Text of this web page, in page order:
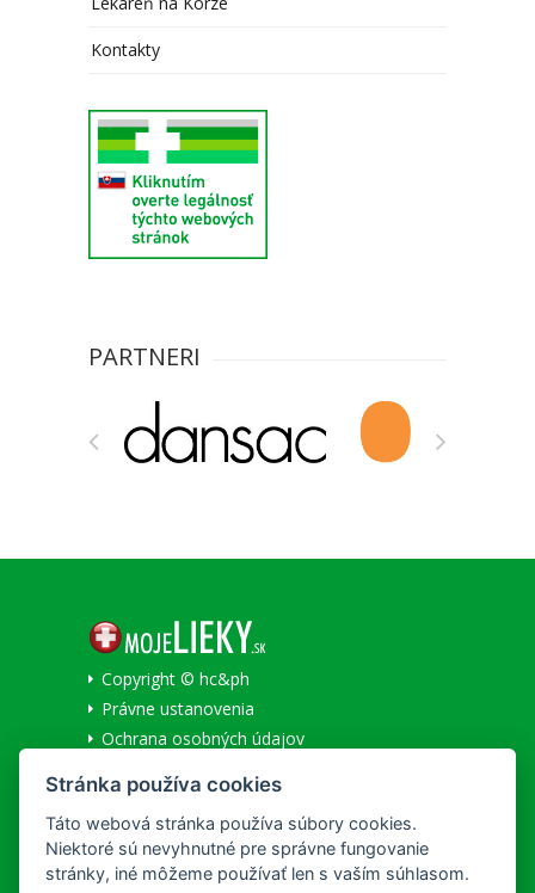
Kontakty
PARTNERI
Copyright © hc&ph
Právne ustanovenia
Ochrana osobných údajov
Národné centrum zdravotníckych informácií
SLUŽBY
Stránka používa cookies
Táto webová stránka používa súbory cookies.
Niektoré sú nevyhnutné pre správne fungovanie
stránky, iné môžeme používať len s vaším súhlasom.